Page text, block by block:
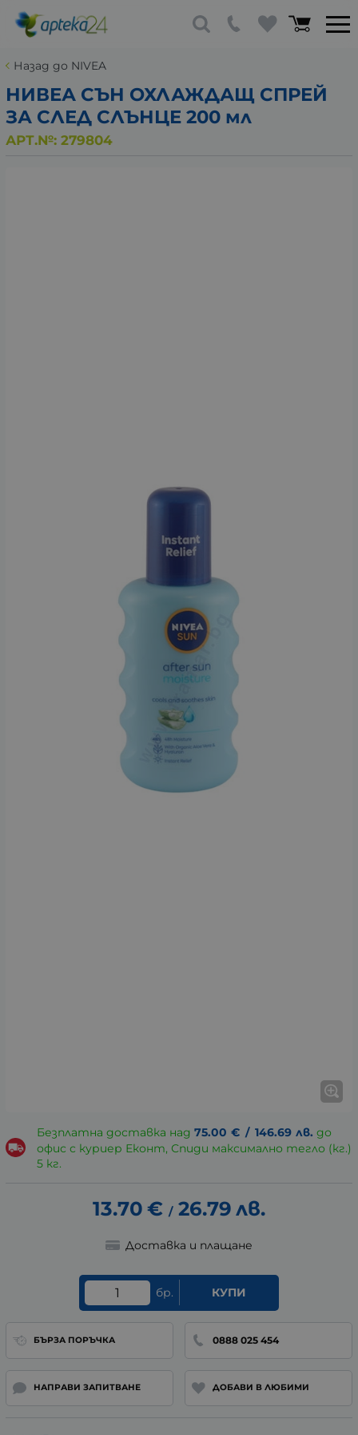
Назад до NIVEA
НИВЕА СЪН ОХЛАЖДАЩ СПРЕЙ
ЗА СЛЕД СЛЪНЦЕ 200 мл
АРТ.№: 279804
Безплатна доставка над 75.00 € / 146.69 лв. до
офис с куриер Еконт, Спиди максимално тегло (кг.)
5 кг.
13.70 € / 26.79 лв.
Доставка и плащане
бр. КУПИ
БЪРЗА ПОРЪЧКА 0888 025 454
НАПРАВИ ЗАПИТВАНЕ ДОБАВИ В ЛЮБИМИ